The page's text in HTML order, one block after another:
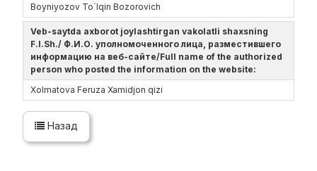
Boyniyozov To`lqin Bozorovich
Veb-saytda axborot joylashtirgan vakolatli shaxsning
F.I.Sh./ Ф.И.О. уполномоченного лица, разместившего
информацию на веб-сайте/Full name of the authorized
person who posted the information on the website:
Xolmatova Feruza Xamidjon qizi
Назад